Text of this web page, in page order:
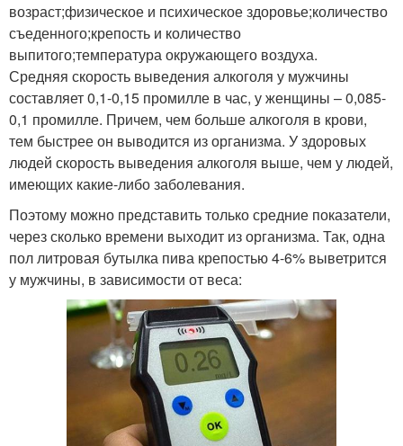
возраст;физическое и психическое здоровье;количество
съеденного;крепость и количество
выпитого;температура окружающего воздуха.
Средняя скорость выведения алкоголя у мужчины
составляет 0,1-0,15 промилле в час, у женщины – 0,085-
0,1 промилле. Причем, чем больше алкоголя в крови,
тем быстрее он выводится из организма. У здоровых
людей скорость выведения алкоголя выше, чем у людей,
имеющих какие-либо заболевания.
Поэтому можно представить только средние показатели,
через сколько времени выходит из организма. Так, одна
пол литровая бутылка пива крепостью 4-6% выветрится
у мужчины, в зависимости от веса: